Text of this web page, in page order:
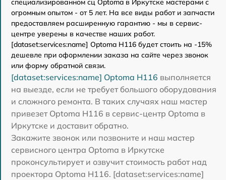
специализированном сц Optoma в Иркутске мастерами с
огромным опытом - от 5 лет. На все виды работ и запчасти
предоставляем расширенную гарантию - мы в сервис-
центре уверены в качестве наших работ.
[dataset:services:name] Optoma H116 будет стоить на -15%
дешевле при оформлении заказа на сайте через звонок
или форму обратной связи.
[dataset:services:name] Optoma H116 выполняется
на выезде, если не требует большого оборудования
и сложного ремонта. В таких случаях наш мастер
привезет Optoma H116 в сервис-центр Optoma в
Иркутске и доставит обратно.
Закажите звонок или позвоните и наш мастер
сервисного центра Optoma в Иркутске
проконсультирует и озвучит стоимость работ над
проектора Optoma H116. [dataset:services:name]